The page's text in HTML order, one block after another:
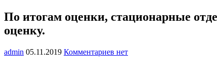
По итогам оценки, стационарные
оценку.
admin 05.11.2019 Комментариев нет